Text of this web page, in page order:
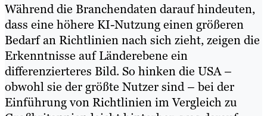
Während die Branchendaten darauf hindeuten,
dass eine höhere KI-Nutzung einen größeren
Bedarf an Richtlinien nach sich zieht, zeigen die
Erkenntnisse auf Länderebene ein
differenzierteres Bild. So hinken die USA –
obwohl sie der größte Nutzer sind – bei der
Einführung von Richtlinien im Vergleich zu